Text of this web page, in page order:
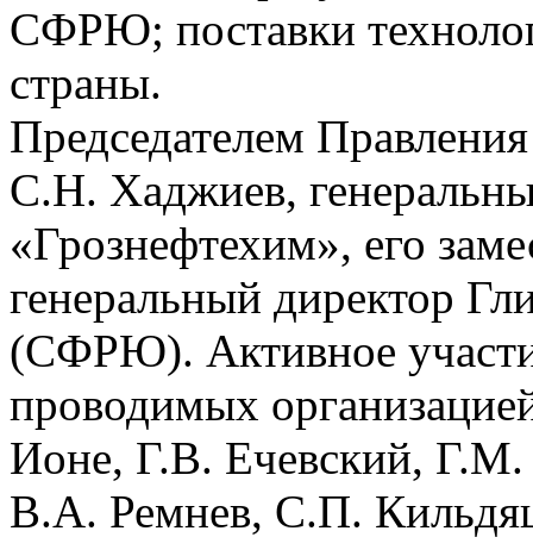
СФРЮ; поставки
страны.
Председателем
С.Н. Хаджиев,
«Грознефтехим», его
генеральный директор
(СФРЮ). Активное
проводимых
Ионе, Г.В. Ечевский,
В.А. Ремнев, С.П.